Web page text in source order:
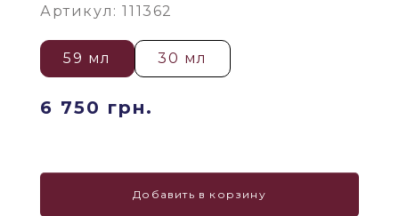
Артикул: 111362
59 мл 30 мл
6 750 грн.
Добавить в корзину